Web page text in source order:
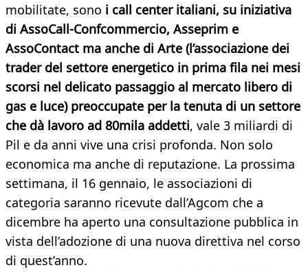
mobilitate, sono i call center italiani, su iniziativa
di AssoCall-Confcommercio, Asseprim e
AssoContact ma anche di Arte (l’associazione dei
trader del settore energetico in prima fila nei mesi
scorsi nel delicato passaggio al mercato libero di
gas e luce) preoccupate per la tenuta di un settore
che dà lavoro ad 80mila addetti, vale 3 miliardi di
Pil e da anni vive una crisi profonda. Non solo
economica ma anche di reputazione. La prossima
settimana, il 16 gennaio, le associazioni di
categoria saranno ricevute dall’Agcom che a
dicembre ha aperto una consultazione pubblica in
vista dell’adozione di una nuova direttiva nel corso
di quest’anno.